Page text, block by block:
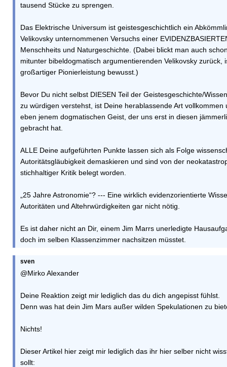
tausend Stücke zu sprengen.
Das Elektrische Universum ist geistesgeschichtlich ein
Velikovsky unternommenen Versuchs einer
Menschheits und Naturgeschichte. (Dabei blickt man auch
mitunter bibeldogmatisch argumentierenden Velikovsky zurück,
großartiger Pionierleistung bewusst.)
Bevor Du nicht selbst DIESEN Teil der Geistesgeschichte/
zu würdigen verstehst, ist Deine herablassende Art
eben jenem dogmatischen Geist, der uns erst in diesen
gebracht hat.
ALLE Deine aufgeführten Punkte lassen sich als Folge
Autoritätsgläubigkeit demaskieren und sind von der
stichhaltiger Kritik belegt worden.
„25 Jahre Astronomie“? --- Eine wirklich evidenzorientierte
Autoritäten und Altehrwürdigkeiten gar nicht nötig.
Es ist daher nicht an Dir, einem Jim Marrs unerledigte
doch im selben Klassenzimmer nachsitzen müsstet.
sven
@Mirko Alexander
Deine Reaktion zeigt mir lediglich das du dich angepisst fühlst.
Denn was hat dein Jim Mars außer wilden Spekulationen zu
Nichts!
Dieser Artikel hier zeigt mir lediglich das ihr hier selber nicht
sollt: